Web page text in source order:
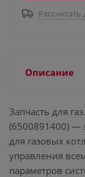
Рассчитать
Описание
Запчасть для
(6500891400) —
для газовых
управления
параметров